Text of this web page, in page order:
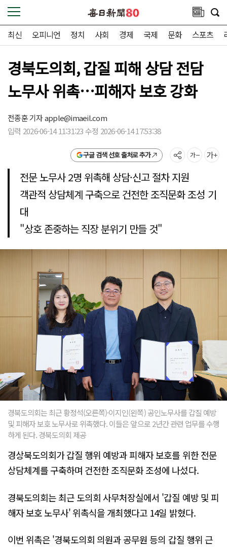
최신 오피니언 정치 사회 경제 국제 문화 스포츠
경북도의회, 갑질 피해 상담 전담
노무사 위촉…피해자 보호 강화
전종훈 기자apple@imaeil.com
입력 2026-06-14 11:31:23 수정 2026-06-14 17:53:38
구글 검색 선호 출처로 추가
전문 노무사 2명 위촉해 상담·신고 절차 지원
객관적 상담체계 구축으로 건전한 조직문화 조성 기
대
"상호 존중하는 직장 분위기 만들 것"
경북도의회는 최근 황정석(오른쪽)·이지인(왼쪽) 공인노무사를 갑질 예방
및 피해자 보호 노무사로 위촉했다. 이들은 앞으로 2년간 관련 업무를 수행
하게 된다. 경북도의회 제공
경상북도의회가 갑질 행위 예방과 피해자 보호를 위한 전문
상담체계를 구축하며 건전한 조직문화 조성에 나섰다.
경북도의회는 최근 도의회 사무처장실에서 '갑질 예방 및 피
해자 보호 노무사' 위촉식을 개최했다고 14일 밝혔다.
이번 위촉은 '경북도의회 의원과 공무원 등의 갑질 행위 근